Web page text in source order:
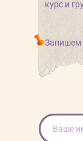
курс и
Запишем